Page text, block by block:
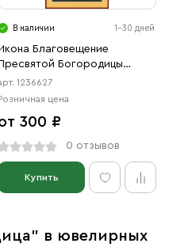
В наличии 1-30 дней
Благовещение
Пресвятой Богородицы
1236627
цена
300 ₽
0 отзывов
Купить
в ювелирных